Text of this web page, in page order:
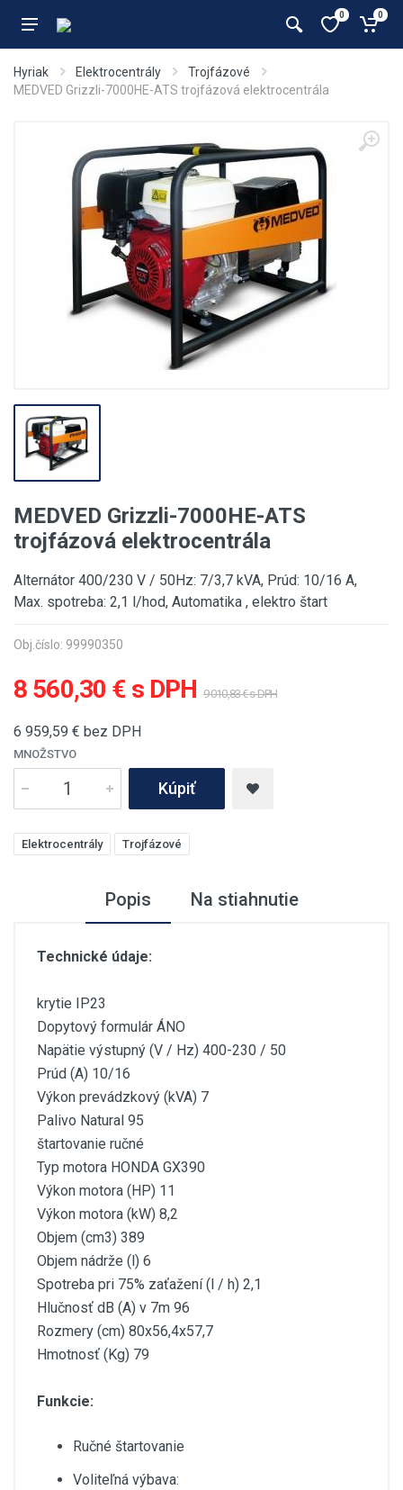
0 0
Hyriak Elektrocentrály
Trojfázové
MEDVED Grizzli-7000HE-ATS trojfázová elektrocentrála
MEDVED Grizzli-7000HE-ATS
trojfázová elektrocentrála
Alternátor 400/230 V / 50Hz: 7/3,7 kVA, Prúd: 10/16 A,
Max. spotreba: 2,1 l/hod, Automatika , elektro štart
Obj.číslo: 99990350
8 560,30 € s DPH 9 010,83 € s DPH
6 959,59 € bez DPH
MNOŽSTVO
Kúpiť
Elektrocentrály Trojfázové
Popis Na stiahnutie
Technické údaje:
krytie IP23
Dopytový formulár ÁNO
Napätie výstupný (V / Hz) 400-230 / 50
Prúd (A) 10/16
Výkon prevádzkový (kVA) 7
Palivo Natural 95
štartovanie ručné
Typ motora HONDA GX390
Výkon motora (HP) 11
Výkon motora (kW) 8,2
Objem (cm3) 389
Objem nádrže (l) 6
Spotreba pri 75% zaťažení (l / h) 2,1
Hlučnosť dB (A) v 7m 96
Rozmery (cm) 80x56,4x57,7
Hmotnosť (Kg) 79
Funkcie:
Ručné štartovanie
Voliteľná výbava: